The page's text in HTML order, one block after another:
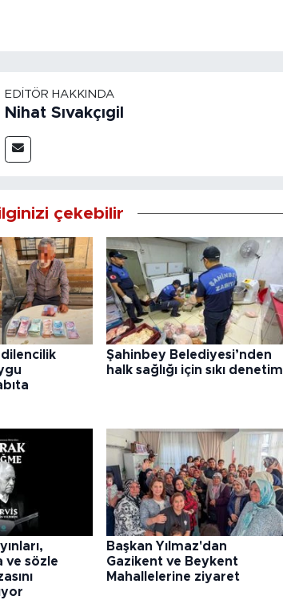
EDITÖR HAKKINDA
Nihat Sıvakçıgil
çekebilir
Şahinbey Belediyesi’nden
halk sağlığı için sıkı denetim
ve sözle
Başkan Yılmaz'dan
Gazikent ve Beykent
Mahallelerine ziyaret